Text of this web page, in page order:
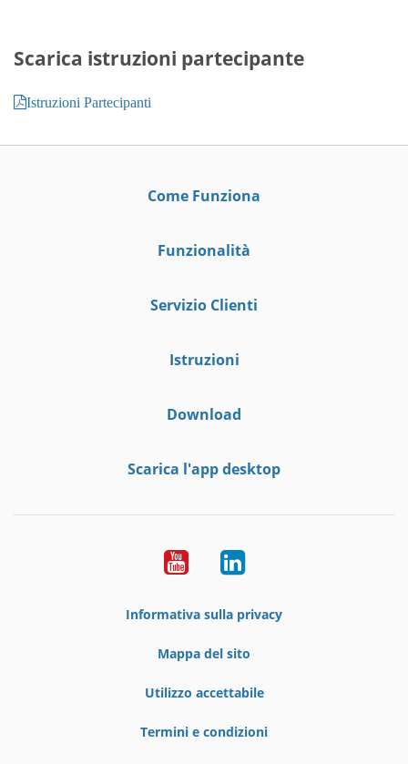
Scarica istruzioni partecipante
Istruzioni Partecipanti
Come Funziona
Funzionalità
Servizio Clienti
Istruzioni
Download
Scarica l'app desktop
YouTubeLinkedIn
Informativa sulla privacy
Mappa del sito
Utilizzo accettabile
Termini e condizioni